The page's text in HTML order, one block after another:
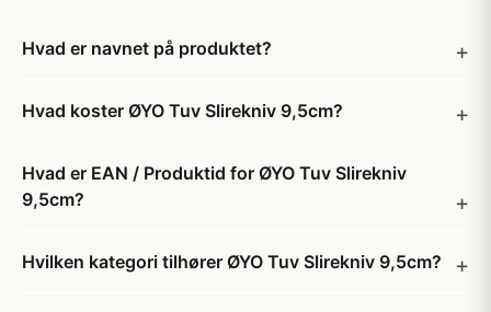
Hvad er navnet på produktet?
Hvad koster ØYO Tuv Slirekniv 9,5cm?
Hvad er EAN / Produktid for ØYO Tuv Slirekniv
9,5cm?
Hvilken kategori tilhører ØYO Tuv Slirekniv 9,5cm?